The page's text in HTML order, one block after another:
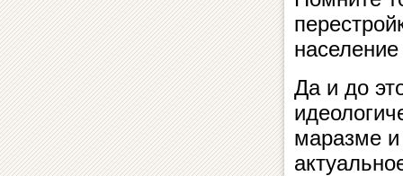
Да и до
маразме